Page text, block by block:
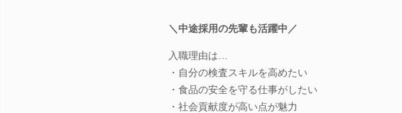
＼中途採用の先輩も活躍中／
入職理由は…
・自分の検査スキルを高めたい
・食品の安全を守る仕事がしたい
・社会貢献度が高い点が魅力